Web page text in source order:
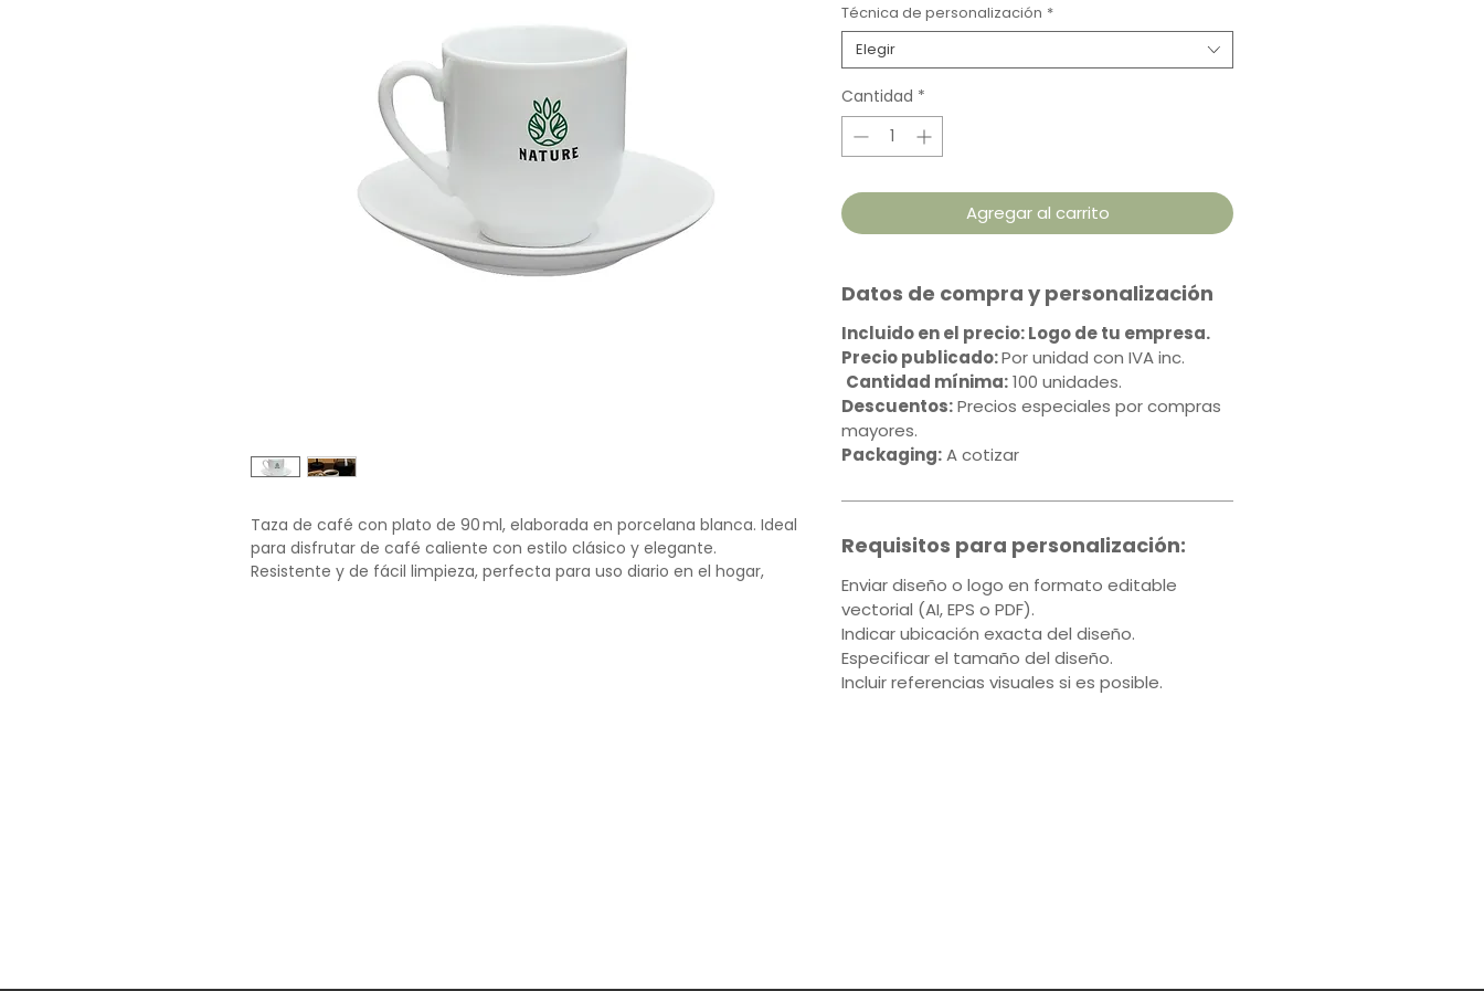
Taza de café con plato de 90 ml, elaborada en porcelana blanca. Ideal
para disfrutar de café caliente con estilo clásico y elegante.
Resistente y de fácil limpieza, perfecta para uso diario en el hogar,
Técnica de personalización *
Elegir
Cantidad *
Agregar al carrito
Datos de compra y personalización
Incluido en el precio: Logo de tu empresa.
Precio publicado:Por unidad con IVA inc.
Cantidad mínima:100 unidades.
Descuentos:Precios especiales por compras
mayores.
Packaging:A cotizar
Requisitos para personalización:
Enviar diseño o logo en formato editable
vectorial (AI, EPS o PDF).
Indicar ubicación exacta del diseño.
Especificar el tamaño del diseño.
Incluir referencias visuales si es posible.